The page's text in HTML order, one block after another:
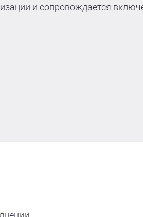
и сопровождается